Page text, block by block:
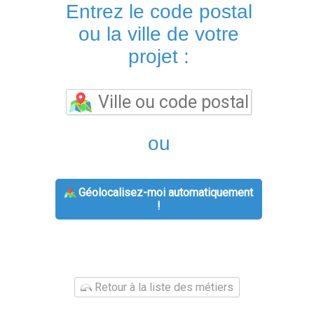
Entrez le code postal
ou la ville de votre
projet :
ou
Géolocalisez-moi automatiquement
!
Retour à la liste des métiers